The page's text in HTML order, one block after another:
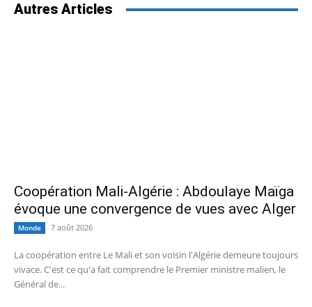
Autres Articles
Coopération Mali-Algérie : Abdoulaye Maïga
évoque une convergence de vues avec Alger
Monde 7 août 2026
La coopération entre Le Mali et son voisin l'Algérie demeure toujours
vivace. C'est ce qu'a fait comprendre le Premier ministre malien, le
Général de...